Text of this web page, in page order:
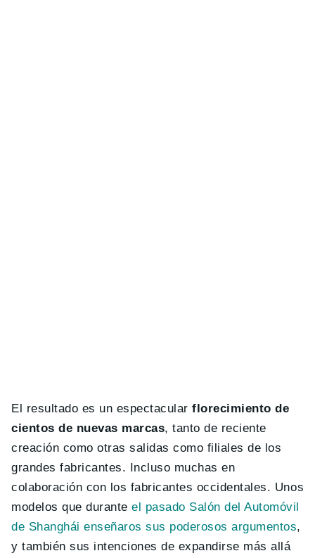
El resultado es un espectacular florecimiento de
cientos de nuevas marcas, tanto de reciente
creación como otras salidas como filiales de los
grandes fabricantes. Incluso muchas en
colaboración con los fabricantes occidentales. Unos
modelos que durante el pasado Salón del Automóvil
de Shanghái enseñaros sus poderosos argumentos,
y también sus intenciones de expandirse más allá